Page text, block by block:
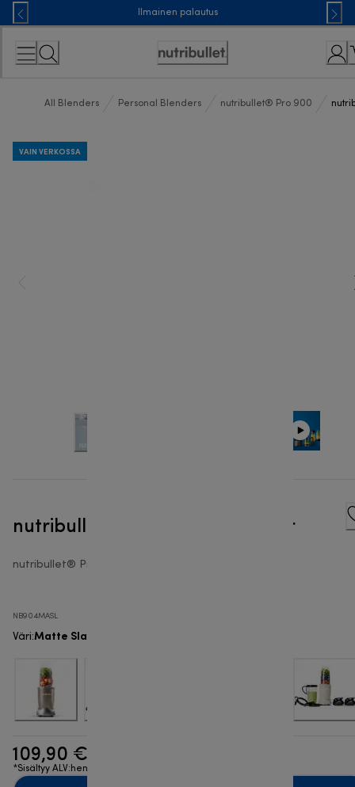
Skip
to
Content
Ilmainen palautus
Accessibility
All Blenders Personal Blenders nutribullet® Pro 900
VAIN VERKOSSA
nutribullet® Pro 900W - Blender
nutribullet® Pro 900
NB904MASL
Väri:Matte Slate
109,90 €
*Sisältyy ALV:hen